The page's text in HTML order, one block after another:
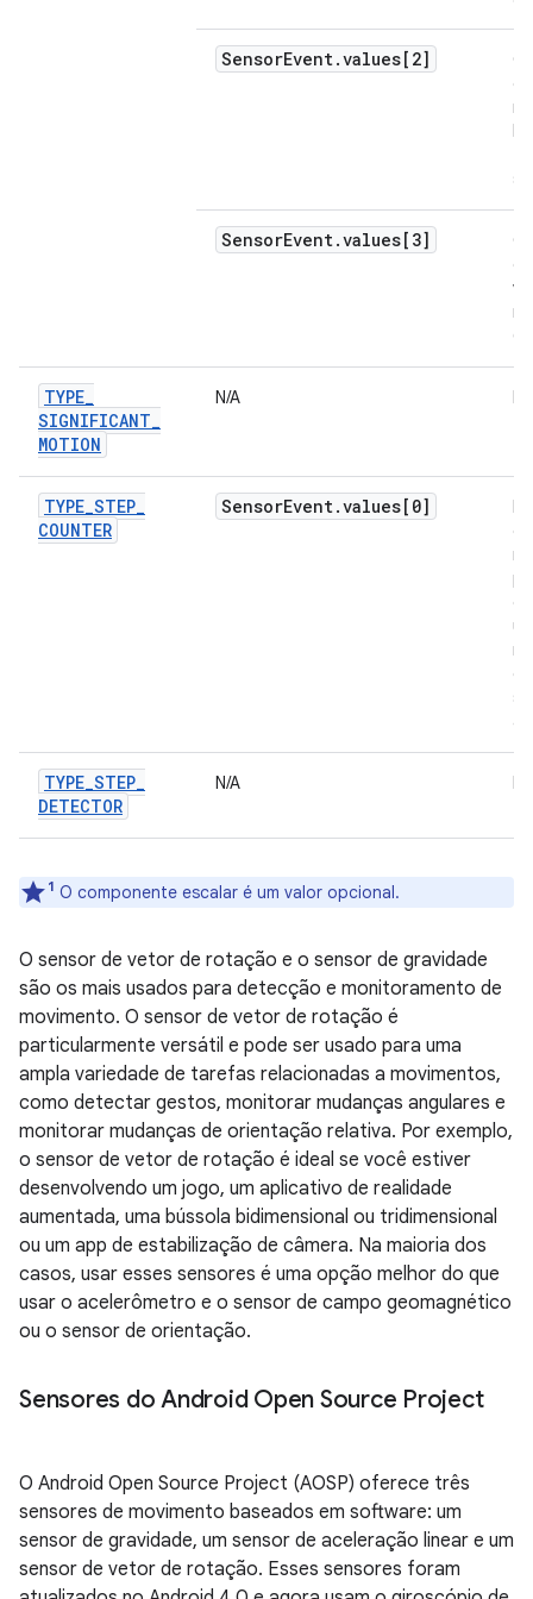
SensorEvent.values[2]
SensorEvent.values[3]
TYPE_
SIGNIFICANT_
MOTION
N/A N/
TYPE_STEP_
COUNTER
SensorEvent.values[0]
TYPE_STEP_
DETECTOR
N/A N/
1 O componente escalar é um valor opcional.
O sensor de vetor de rotação e o sensor de gravidade
são os mais usados para detecção e monitoramento de
movimento. O sensor de vetor de rotação é
particularmente versátil e pode ser usado para uma
ampla variedade de tarefas relacionadas a movimentos,
como detectar gestos, monitorar mudanças angulares e
monitorar mudanças de orientação relativa. Por exemplo,
o sensor de vetor de rotação é ideal se você estiver
desenvolvendo um jogo, um aplicativo de realidade
aumentada, uma bússola bidimensional ou tridimensional
ou um app de estabilização de câmera. Na maioria dos
casos, usar esses sensores é uma opção melhor do que
usar o acelerômetro e o sensor de campo geomagnético
ou o sensor de orientação.
Sensores do Android Open Source Project
O Android Open Source Project (AOSP) oferece três
sensores de movimento baseados em software: um
sensor de gravidade, um sensor de aceleração linear e um
sensor de vetor de rotação. Esses sensores foram